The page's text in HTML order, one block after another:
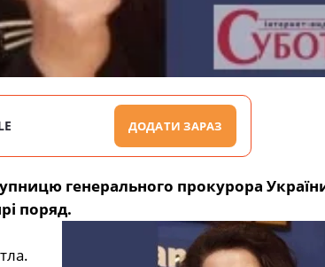
ДОДАТИ ЗАРАЗ
генерального прокурора
поряд.